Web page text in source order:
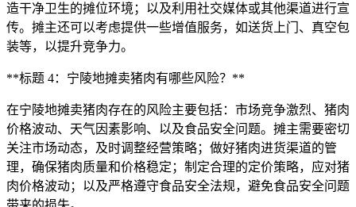
造干净卫生的摊位环境；以及利用社交媒体或其他渠道进行宣
传。摊主还可以考虑提供一些增值服务，如送货上门、真空包
装等，以提升竞争力。
**标题 4：宁陵地摊卖猪肉有哪些风险？**
在宁陵地摊卖猪肉存在的风险主要包括：市场竞争激烈、猪肉
价格波动、天气因素影响、以及食品安全问题。摊主需要密切
关注市场动态，及时调整经营策略；做好猪肉进货渠道的管
理，确保猪肉质量和价格稳定；制定合理的定价策略，应对猪
肉价格波动；以及严格遵守食品安全法规，避免食品安全问题